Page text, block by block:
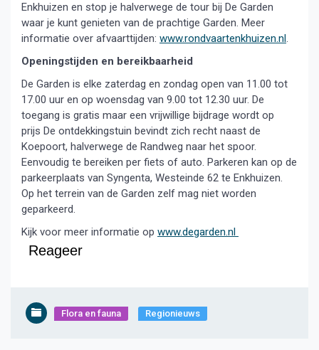
Enkhuizen en stop je halverwege de tour bij De Garden
waar je kunt genieten van de prachtige Garden. Meer
informatie over afvaarttijden: www.rondvaartenkhuizen.nl.
Openingstijden en bereikbaarheid
De Garden is elke zaterdag en zondag open van 11.00 tot
17.00 uur en op woensdag van 9.00 tot 12.30 uur. De
toegang is gratis maar een vrijwillige bijdrage wordt op
prijs De ontdekkingstuin bevindt zich recht naast de
Koepoort, halverwege de Randweg naar het spoor.
Eenvoudig te bereiken per fiets of auto. Parkeren kan op de
parkeerplaats van Syngenta, Westeinde 62 te Enkhuizen.
Op het terrein van de Garden zelf mag niet worden
geparkeerd.
Kijk voor meer informatie op www.degarden.nl
Reageer
Flora en fauna Regionieuws